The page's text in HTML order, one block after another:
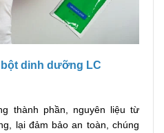
dinh dưỡng LC
thành phần, nguyên liệu từ
lại đảm bảo an toàn, chúng